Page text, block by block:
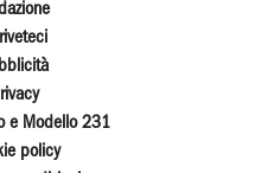
e Modello 231
policy